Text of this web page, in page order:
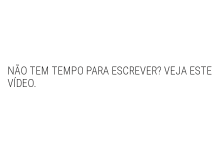
NÃO TEM TEMPO PARA ESCREVER? VEJA ESTE
VÍDEO.